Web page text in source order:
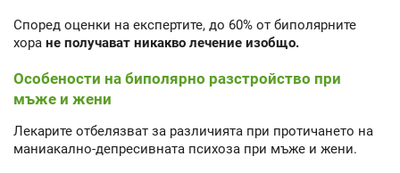
Според оценки на експертите, до 60% от биполярните
хора не получават никакво лечение изобщо.
Особености на биполярно разстройство при
мъже и жени
Лекарите отбелязват за различията при протичането на
маниакално-депресивната психоза при мъже и жени.